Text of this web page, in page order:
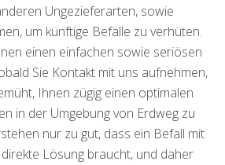
Ungezieferarten, sowie
um künftige Befälle zu verhüten.
einen einfachen sowie seriösen
Sie Kontakt mit uns aufnehmen,
Ihnen zügig einen optimalen
in der Umgebung von Erdweg zu
nur zu gut, dass ein Befall mit
Lösung braucht, und daher